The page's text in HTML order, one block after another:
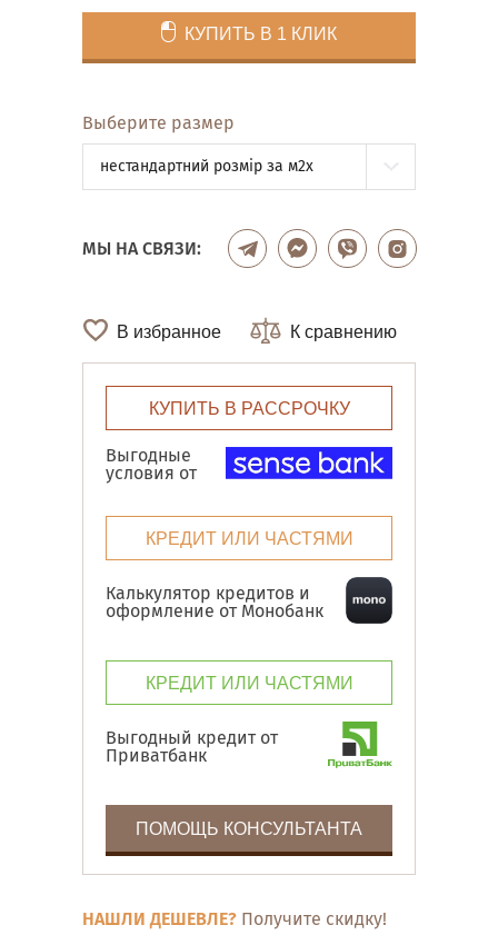
КУПИТЬ В 1 КЛИК
Выберите размер
нестандартний розмір за м2x
МЫ НА СВЯЗИ:
В избранное К сравнению
КУПИТЬ В РАССРОЧКУ
Выгодные
условия от
КРЕДИТ ИЛИ ЧАСТЯМИ
Калькулятор кредитов и
оформление от Монобанк
КРЕДИТ ИЛИ ЧАСТЯМИ
Выгодный кредит от
Приватбанк
ПОМОЩЬ КОНСУЛЬТАНТА
НАШЛИ ДЕШЕВЛЕ? Получите скидку!